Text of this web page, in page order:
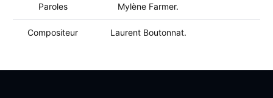
Paroles Mylène Farmer.
Compositeur Laurent Boutonnat.